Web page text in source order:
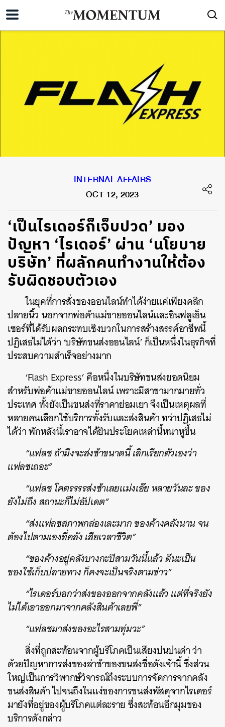
INTERNAL AFFAIRS
OCT 12, 2023
‘เป็นไรเดอร์ก็เจ็บปวด’ มอง
ปัญหา ‘ไรเดอร์’ ผ่าน ‘นโยบาย
บริษัท’ ที่ผลักคนทำงานให้ต้อง
รับผิดชอบตัวเอง
ในยุคที่การสั่งของออนไลน์ทำได้ง่ายแค่เพียงคลิก
ปลายนิ้ว นอกจากพ่อค้าแม่ขายออนไลน์และอินฟลูเอ็น
เซอร์ที่ได้รับผลกระทบเชิงบวกในการสร้างสรรค์อาชีพนี้
ปฏิเสธไม่ได้ว่า ‘บริษัทขนส่งออนไลน์’ ก็เป็นหนึ่งในธุรกิจที่
ประสบความสำเร็จอย่างมาก
‘Flash Express’ คือหนึ่งในบริษัทขนส่งยอดนิยม
สำหรับพ่อค้าแม่ขายออนไลน์ เพราะมีสาขามากมายทั่ว
ประเทศ ทั้งยังเป็นขนส่งที่ราคาย่อมเยา จึงเป็นเหตุผลที่
หลายคนเลือกใช้บริการทั้งรับและส่งสินค้า ทว่าปฏิเสธไม่
ได้ว่า พักหลังนี้เราอาจได้ยินประโยคเหล่านี้หนาหูขึ้น
“แฟลช ถ้ามึงจะส่งช้าขนาดนี้ เลิกเรียกตัวเองว่า
แฟลชเถอะ”
“แฟลช โคตรรรรส่งช้าเลยแม่งเอ๊ย หลายวันละ ของ
ยังไม่ถึง สถานะก็ไม่อัปเดต”
“ส่งแฟลชสภาพกล่องเละมาก ของค้างคลังนาน จน
ต้องไปตามเองที่คลัง เสียเวลาชีวิต”
“ของค้างอยู่คลังบางกะปิสามวันนี้แล้ว ดีนะเป็น
ของใช้เก็บปลายทาง ก็คงจะเป็นจริงตามข่าว”
“ไรเดอร์บอกว่าส่งของออกจากคลังแล้ว แต่ที่จริงยัง
ไม่ได้เอาออกมาจากคลังสินค้าเลยพี่”
“แฟลชมาส่งของอะไรสามทุ่มวะ”
สิ่งที่ถูกสะท้อนจากผู้บริโภคเป็นเสียงบ่นปนด่า ว่า
ด้วยปัญหาการส่งของล่าช้าของขนส่งชื่อดังเจ้านี้ ซึ่งส่วน
ใหญ่เป็นการวิพากษ์วิจารณ์ถึงระบบการจัดการจากคลัง
ขนส่งสินค้า ไปจนถึงในแง่ของการขนส่งพัสดุจากไรเดอร์
มายังที่อยู่ของผู้บริโภคแต่ละราย ซึ่งสะท้อนอีกมุมของ
บริการดังกล่าว